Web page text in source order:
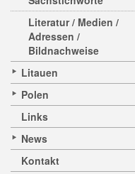
Literatur / Medien /
Adressen /
Bildnachweise
Litauen
Polen
Links
News
Kontakt